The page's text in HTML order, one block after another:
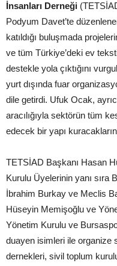
İnsanları Derneği
Podyum Davet’te
katıldığı buluşmada
ve tüm Türkiye’deki ev
destekle yola çıktığını
yurt dışında fuar
dile getirdi. Ufuk Ocak,
aracılığıyla sektörün tüm
edecek bir yapı
TETSİAD Başkanı Hasan
Kurulu Üyelerinin yanı sıra
İbrahim Burkay ve Meclis
Hüseyin Memişoğlu ve
Yönetim Kurulu ve
duayen isimleri ile organize
dernekleri, sivil toplum